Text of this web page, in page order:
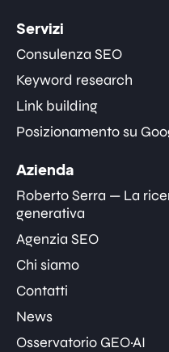
Servizi
Consulenza SEO
Keyword research
Link building
Posizionamento su
Azienda
Roberto Serra — La
generativa
Agenzia SEO
Chi siamo
Contatti
News
Osservatorio GEO·AI